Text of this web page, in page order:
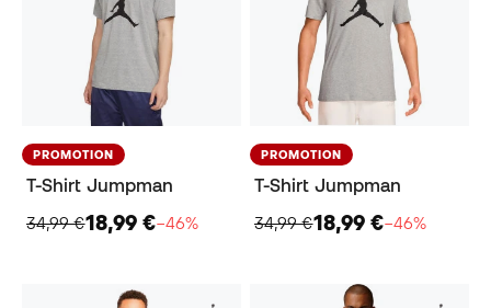
PROMOTION
T-Shirt Jumpman
34,99 €18,99 €−46%
PROMOTION
T-Shirt Jumpman
34,99 €18,99 €−46%